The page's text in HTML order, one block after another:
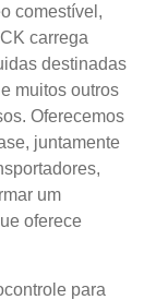
comestível,
carrega
destinadas
muitos outros
Oferecemos
juntamente
um
oferece
para